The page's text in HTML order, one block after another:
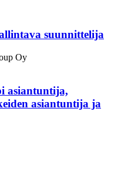
suunnittelija
Oy
asiantuntija,
asiantuntija ja